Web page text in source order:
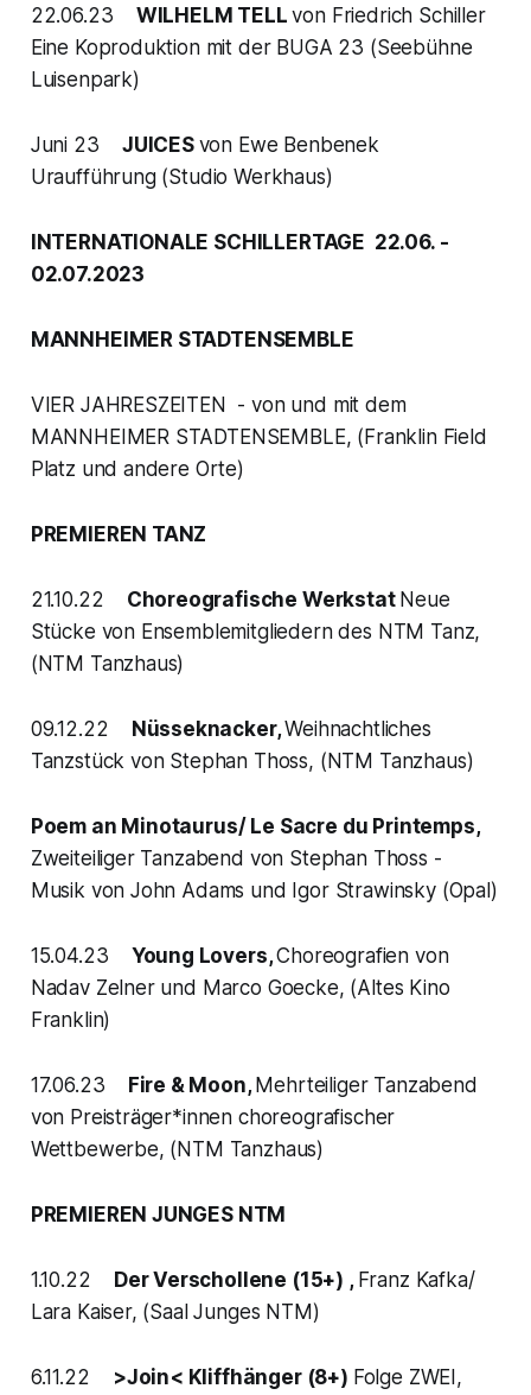
22.06.23 WILHELM TELLvon Friedrich Schiller
Eine Koproduktion mit der BUGA 23 (Seebühne
Luisenpark)
Juni 23 JUICES von Ewe Benbenek
Uraufführung (Studio Werkhaus)
INTERNATIONALE SCHILLERTAGE 22.06. -
02.07.2023
MANNHEIMER STADTENSEMBLE
VIER JAHRESZEITEN - von und mit dem
MANNHEIMER STADTENSEMBLE, (Franklin Field
Platz und andere Orte)
PREMIEREN TANZ
21.10.22 Choreografische Werkstat Neue
Stücke von Ensemblemitgliedern des NTM Tanz,
(NTM Tanzhaus)
09.12.22 Nüsseknacker,Weihnachtliches
Tanzstück von Stephan Thoss, (NTM Tanzhaus)
Poem an Minotaurus/ Le Sacre du Printemps,
Zweiteiliger Tanzabend von Stephan Thoss -
Musik von John Adams und Igor Strawinsky (Opal)
15.04.23 Young Lovers,Choreografien von
Nadav Zelner und Marco Goecke, (Altes Kino
Franklin)
17.06.23 Fire & Moon,Mehrteiliger Tanzabend
von Preisträger*innen choreografischer
Wettbewerbe, (NTM Tanzhaus)
PREMIEREN JUNGES NTM
1.10.22 Der Verschollene (15+) , Franz Kafka/
Lara Kaiser, (Saal Junges NTM)
6.11.22 >Join< Kliffhänger (8+) Folge ZWEI,